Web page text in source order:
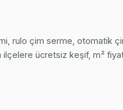
rulo çim serme, otomatik
ilçelere ücretsiz keşif, m²